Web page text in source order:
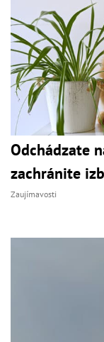
Odchádzate
zachránite
Zaujímavosti